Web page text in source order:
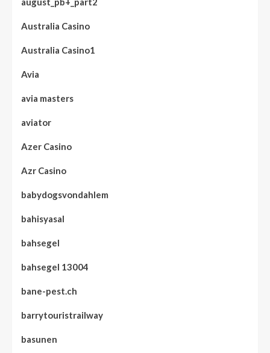
Australia Casino
Australia Casino1
Avia
avia masters
aviator
Azer Casino
Azr Casino
babydogsvondahlem
bahisyasal
bahsegel
bahsegel 13004
bane-pest.ch
barrytouristrailway
basunen